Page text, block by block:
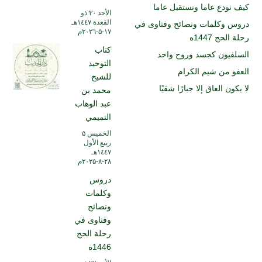
كيف نودع عاما ونستقبل عاما
دروس وكلمات ونصائح وفتاوى في
رحلة الحج 1447ه
السلفيون كجسد وروح واحد
العفو من شيم الكرام
لا يكون العاق إلا جبارًا شقيًا
الأحد ۳۰ ذو
القعدة ۱٤٤۷هـ
۱۷-۵-۲۰۲٦م
كتاب
التوحيد
للشيخ
محمد بن
عبد الوهاب
التميمي
الخميس ۵
ربيع الأول
۱٤٤۷هـ
۲۸-۸-۲۰۲۵م
دروس
وكلمات
ونصائح
وفتاوى في
رحلة الحج
1446ه